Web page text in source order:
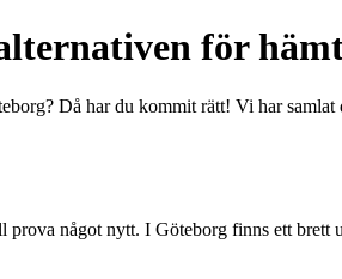
för
Då har du kommit rätt! Vi har
något nytt. I Göteborg finns ett brett